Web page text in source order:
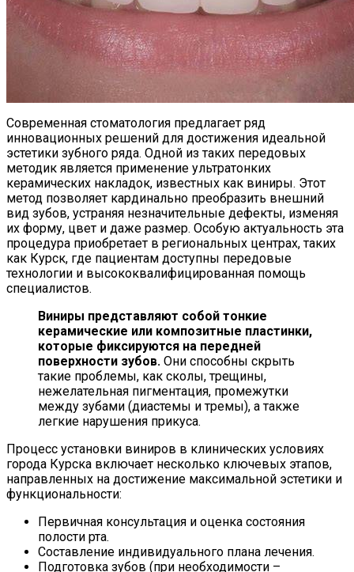
Современная стоматология предлагает ряд
инновационных решений для достижения идеальной
эстетики зубного ряда. Одной из таких передовых
методик является применение ультратонких
керамических накладок, известных как виниры. Этот
метод позволяет кардинально преобразить внешний
вид зубов, устраняя незначительные дефекты, изменяя
их форму, цвет и даже размер. Особую актуальность эта
процедура приобретает в региональных центрах, таких
как Курск, где пациентам доступны передовые
технологии и высококвалифицированная помощь
специалистов.
Виниры представляют собой тонкие
керамические или композитные пластинки,
которые фиксируются на передней
поверхности зубов. Они способны скрыть
такие проблемы, как сколы, трещины,
нежелательная пигментация, промежутки
между зубами (диастемы и тремы), а также
легкие нарушения прикуса.
Процесс установки виниров в клинических условиях
города Курска включает несколько ключевых этапов,
направленных на достижение максимальной эстетики и
функциональности:
Первичная консультация и оценка состояния
полости рта.
Составление индивидуального плана лечения.
Подготовка зубов (при необходимости –